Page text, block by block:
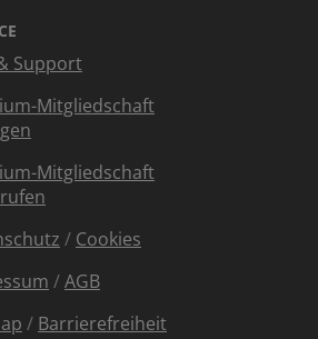
Support
Mitgliedschaft
Mitgliedschaft
/ Cookies
/AGB
/ Barrierefreiheit